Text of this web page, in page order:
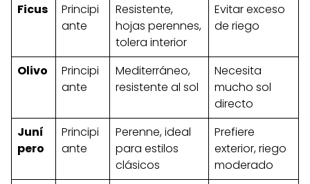
Ficus
Principi
ante
Resistente,
hojas perennes,
tolera interior
Evitar exceso
de riego
Olivo
Principi
ante
Mediterráneo,
resistente al sol
Necesita
mucho sol
directo
Juní
pero
Principi
ante
Perenne, ideal
para estilos
clásicos
Prefiere
exterior, riego
moderado